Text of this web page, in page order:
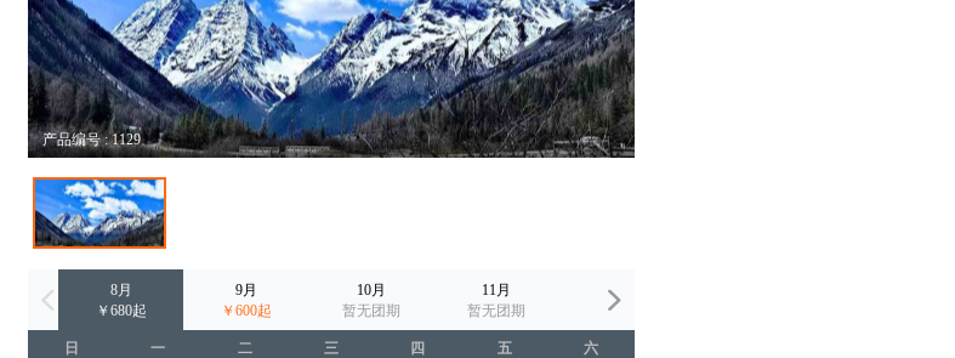
产品编号 : 1129
8月
￥680起
9月
￥600起
10月
暂无团期
11月
暂无团期
日 一 二 三 四 五
六